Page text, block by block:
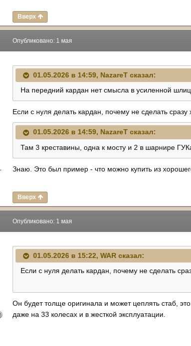
Вверх
Опубликовано: 1 мая
01.05.2026 в 14:59, NazareT сказал:
На передний кардан нет смысла в усиленной
Если с нуля делать кардан, почему не сделать
01.05.2026 в 14:59, NazareT сказал:
Там 3 креставины, одна к мосту и 2 в шарнире
Знаю. Это был пример - что можно купить из
Вверх
Опубликовано: 1 мая
01.05.2026 в 15:22, WAR сказал:
Если с нуля делать кардан, почему не сделать
Он будет толще оригинала и может цеплять стаб,
даже на 33 колесах и в жесткой эксплуатации.